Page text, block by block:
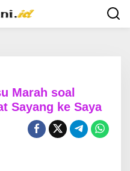
Marah soal
Sayang ke Saya